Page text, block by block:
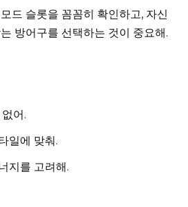
드 슬롯을 꼼꼼히 확인하고, 자신
방어구를 선택하는 것이 중요해.
없어.
일에 맞춰.
지를 고려해.